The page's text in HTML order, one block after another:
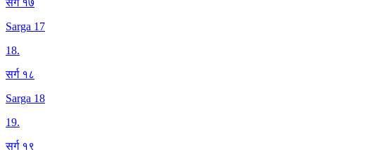
सर्ग १७
Sarga 17
18.
सर्ग १८
Sarga 18
19.
सर्ग १९